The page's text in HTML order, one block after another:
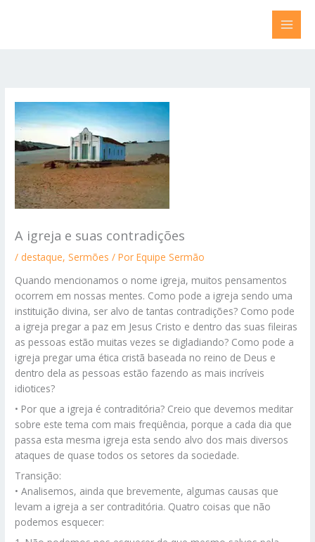
A igreja e suas contradições
/ destaque,Sermões / PorEquipe Sermão
Quando mencionamos o nome igreja, muitos pensamentos
ocorrem em nossas mentes. Como pode a igreja sendo uma
instituição divina, ser alvo de tantas contradições? Como pode
a igreja pregar a paz em Jesus Cristo e dentro das suas fileiras
as pessoas estão muitas vezes se digladiando? Como pode a
igreja pregar uma ética cristã baseada no reino de Deus e
dentro dela as pessoas estão fazendo as mais incríveis
idiotices?
• Por que a igreja é contraditória? Creio que devemos meditar
sobre este tema com mais freqüência, porque a cada dia que
passa esta mesma igreja esta sendo alvo dos mais diversos
ataques de quase todos os setores da sociedade.
Transição:
• Analisemos, ainda que brevemente, algumas causas que
levam a igreja a ser contraditória. Quatro coisas que não
podemos esquecer: